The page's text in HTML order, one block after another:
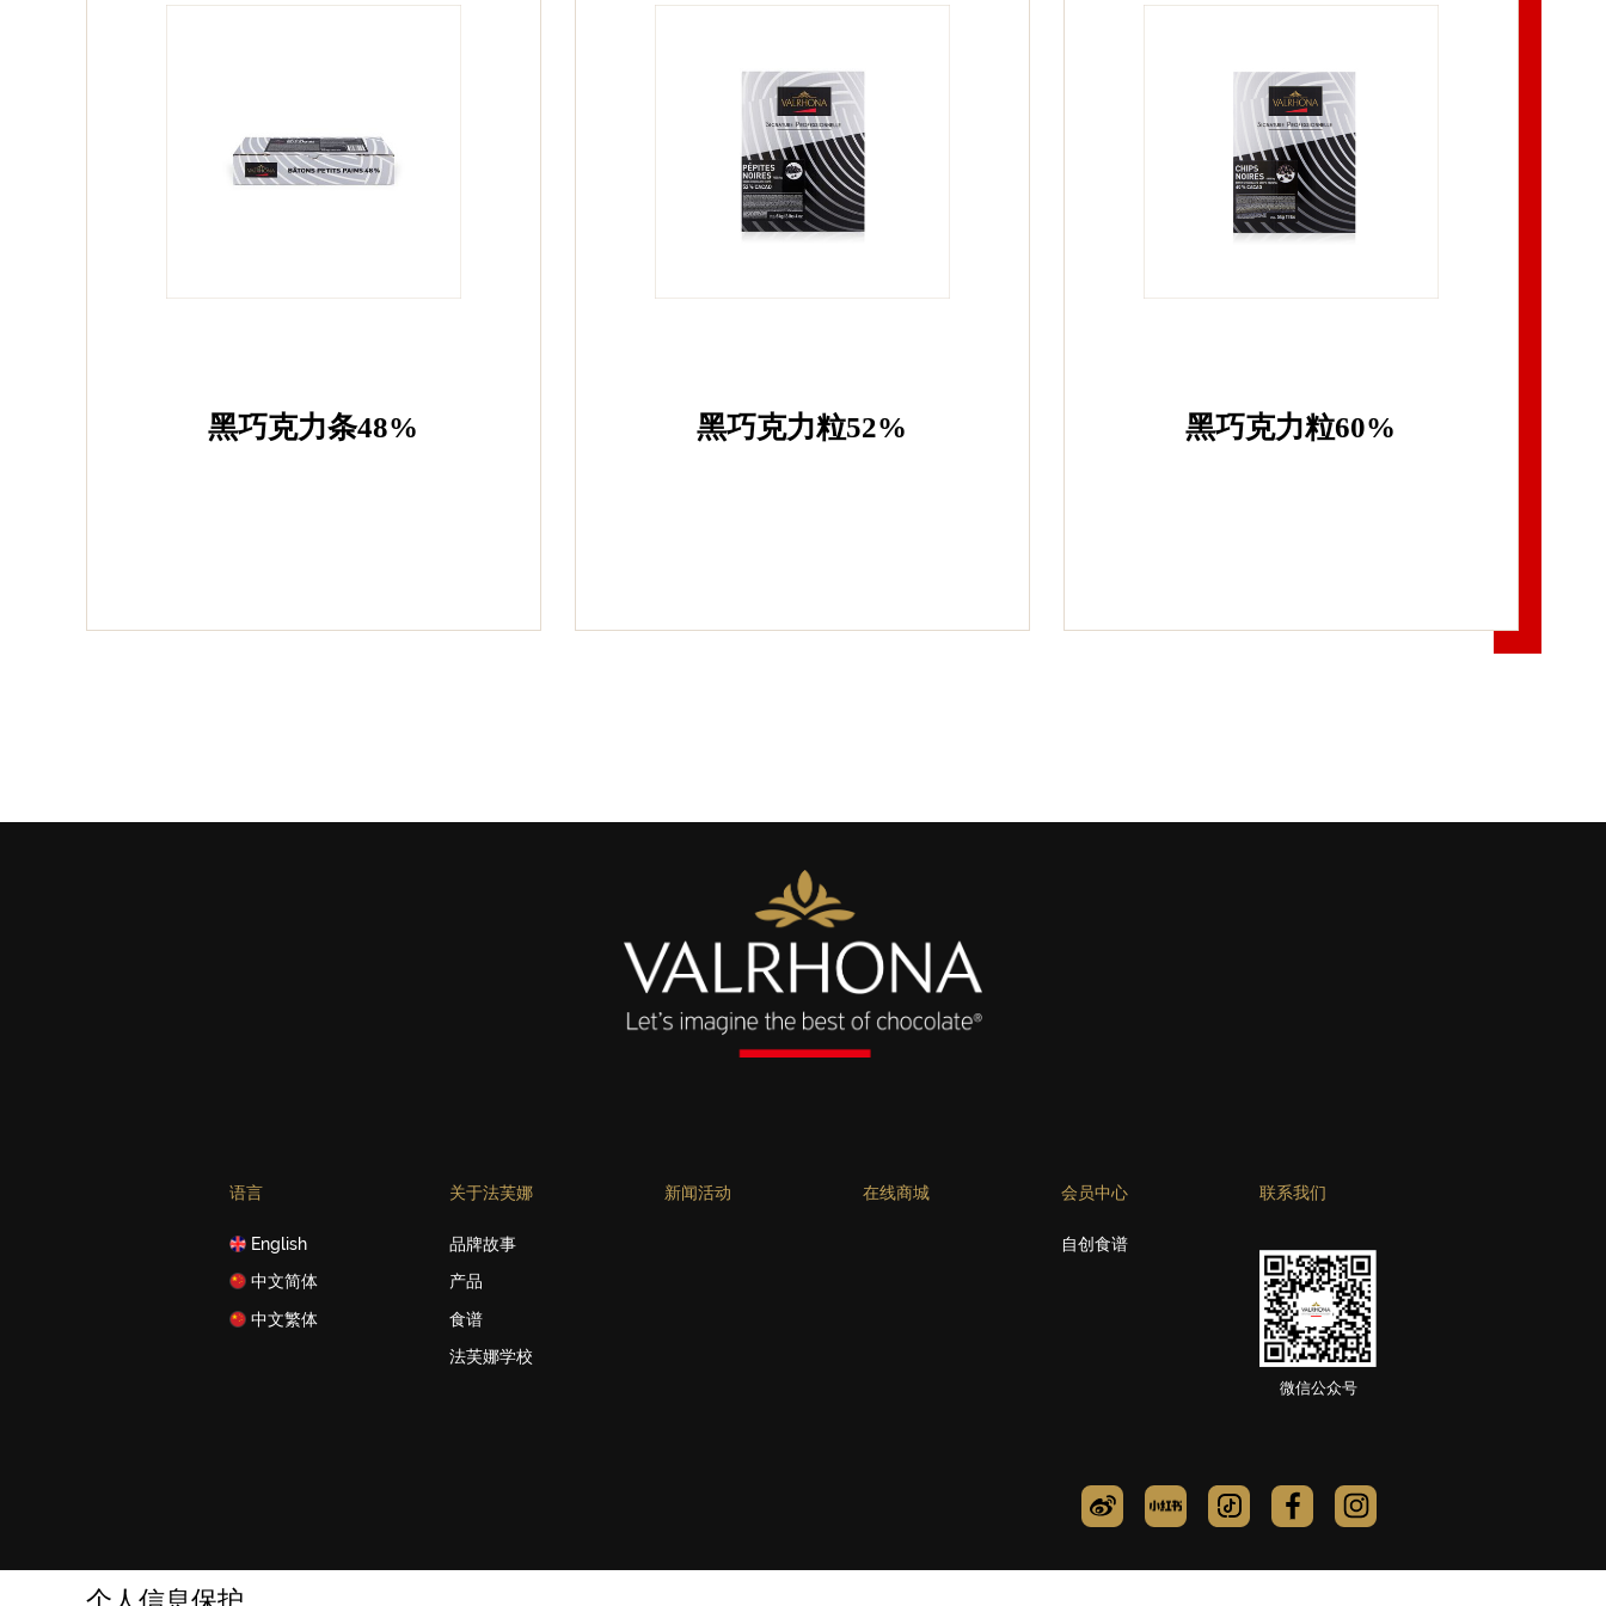
黑巧克力条48% 黑巧克力粒52% 黑巧克力粒60%
语言
English
中文简体
中文繁体
关于法芙娜
品牌故事
产品
食谱
法芙娜学校
新闻活动 在线商城 会员中心
自创食谱
联系我们
微信公众号